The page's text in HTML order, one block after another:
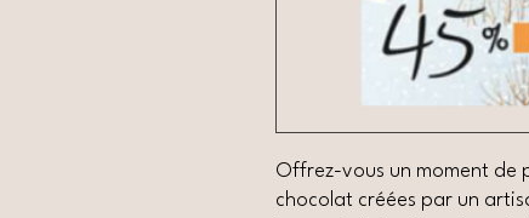
Offrez-vous un moment de
chocolat créées par un